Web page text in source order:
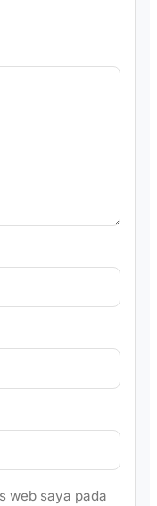
web saya pada